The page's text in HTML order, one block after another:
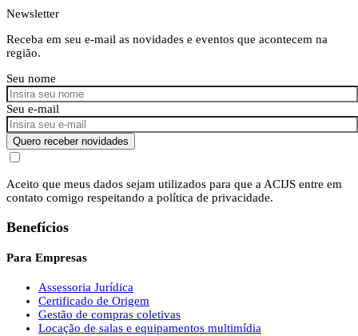
Newsletter
Receba em seu e-mail as novidades e eventos que acontecem na
região.
Seu nome
Seu e-mail
Quero receber novidades
Aceito que meus dados sejam utilizados para que a ACIJS entre em
contato comigo respeitando a política de privacidade.
Benefícios
Para Empresas
Assessoria Jurídica
Certificado de Origem
Gestão de compras coletivas
Locação de salas e equipamentos multimídia